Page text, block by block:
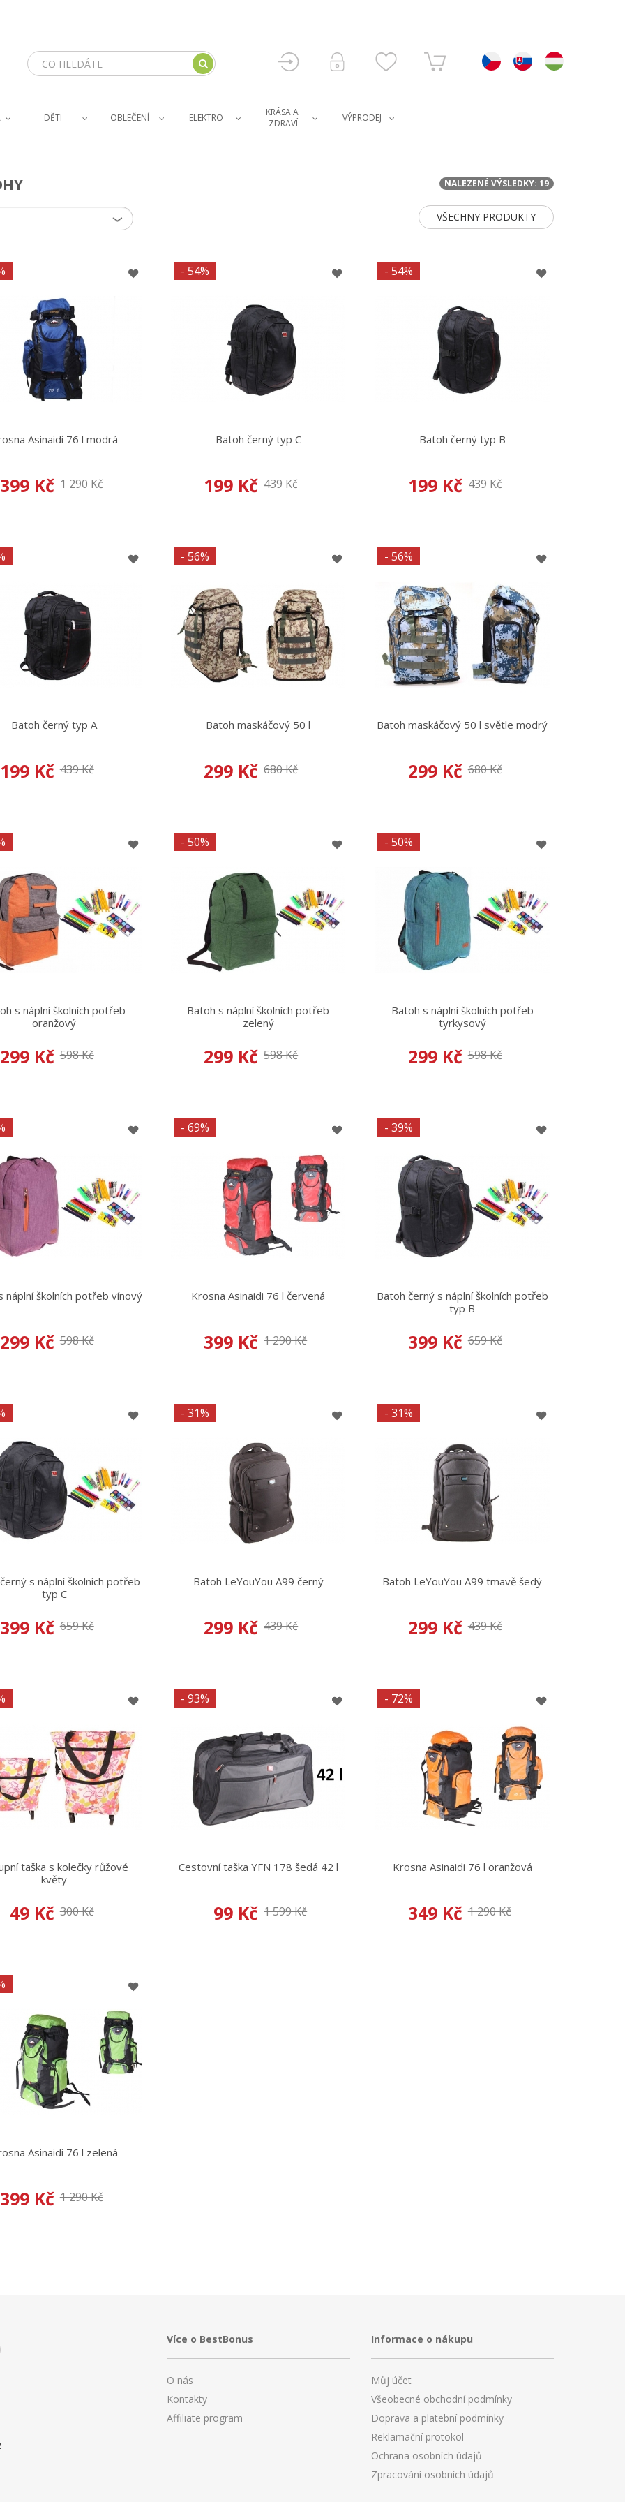
DĚTI OBLEČENÍ ELEKTRO
KRÁSA A
ZDRAVÍ
VÝPRODEJ
VŠECHNY PRODUKTY
NALEZENÉ VÝSLEDKY: 19
Asinaidi 76 l modrá
399 Kč 1 290 Kč
- 54%
Batoh černý typ C
199 Kč 439 Kč
- 54%
Batoh černý typ B
199 Kč 439 Kč
Batoh černý typ A
199 Kč 439 Kč
- 56%
Batoh maskáčový 50 l
299 Kč 680 Kč
- 56%
Batoh maskáčový 50 l světle modrý
299 Kč 680 Kč
s náplní školních potřeb
oranžový
299 Kč 598 Kč
- 50%
Batoh s náplní školních potřeb
zelený
299 Kč 598 Kč
- 50%
Batoh s náplní školních potřeb
tyrkysový
299 Kč 598 Kč
náplní školních potřeb vínový
299 Kč 598 Kč
- 69%
Krosna Asinaidi 76 l červená
399 Kč 1 290 Kč
- 39%
Batoh černý s náplní školních potřeb
typ B
399 Kč 659 Kč
s náplní školních potřeb
typ C
399 Kč 659 Kč
- 31%
Batoh LeYouYou A99 černý
299 Kč 439 Kč
- 31%
Batoh LeYouYou A99 tmavě šedý
299 Kč 439 Kč
taška s kolečky růžové
květy
49 Kč 300 Kč
- 93%
Cestovní taška YFN 178 šedá 42 l
99 Kč 1 599 Kč
- 72%
Krosna Asinaidi 76 l oranžová
349 Kč 1 290 Kč
Asinaidi 76 l zelená
399 Kč 1 290 Kč
Více o BestBonus
O nás
Kontakty
Affiliate program
Informace o nákupu
Můj účet
Všeobecné obchodní podmínky
Doprava a platební podmínky
Reklamační protokol
Ochrana osobních údajů
Zpracování osobních údajů